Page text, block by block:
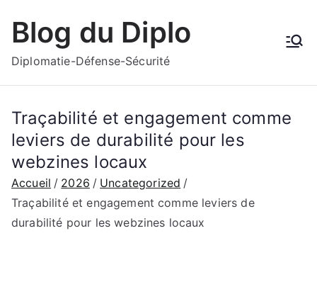
Blog du Diplo
Diplomatie-Défense-Sécurité
Traçabilité et engagement comme
leviers de durabilité pour les
webzines locaux
Accueil 2026
Uncategorized
Traçabilité et engagement comme leviers de
durabilité pour les webzines locaux